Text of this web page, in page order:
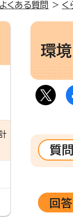
よくある質問 > く
環
質問
回答